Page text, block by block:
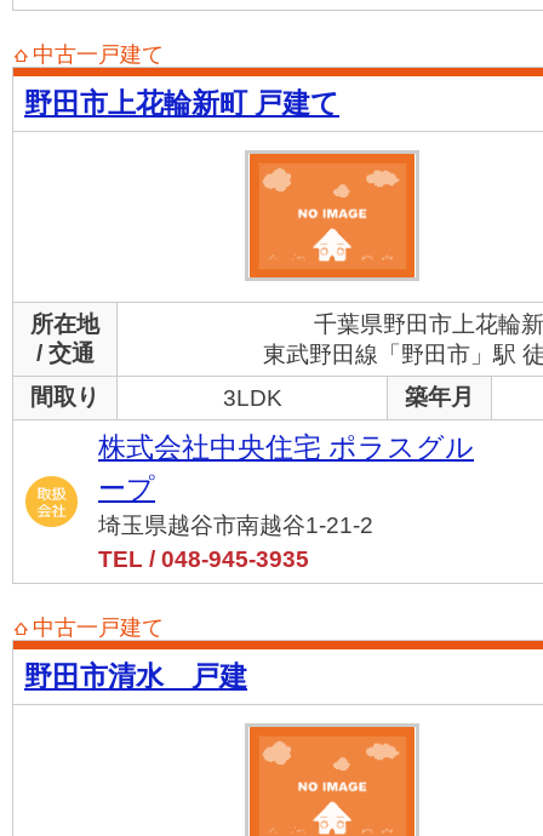
中古一戸建て
野田市上花輪新町 戸建て
所在地
/ 交通
千葉県野田市上花輪
東武野田線「野田市」駅
間取り
3LDK 築年月
株式会社中央住宅 ポラスグル
ープ
埼玉県越谷市南越谷1-21-2
TEL / 048-945-3935
中古一戸建て
野田市清水 戸建